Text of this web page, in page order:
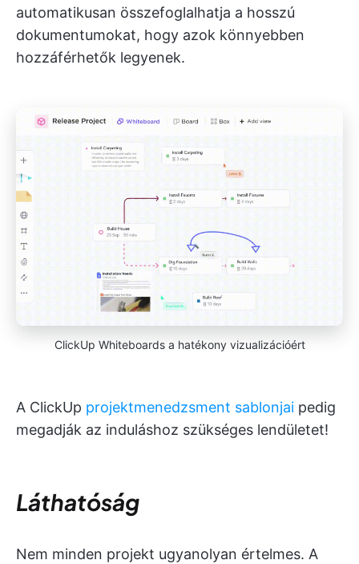
automatikusan összefoglalhatja a hosszú
dokumentumokat, hogy azok könnyebben
hozzáférhetők legyenek.
ClickUp Whiteboards a hatékony vizualizációért
A ClickUp projektmenedzsment sablonjai pedig
megadják az induláshoz szükséges lendületet!
Láthatóság
Nem minden projekt ugyanolyan értelmes. A